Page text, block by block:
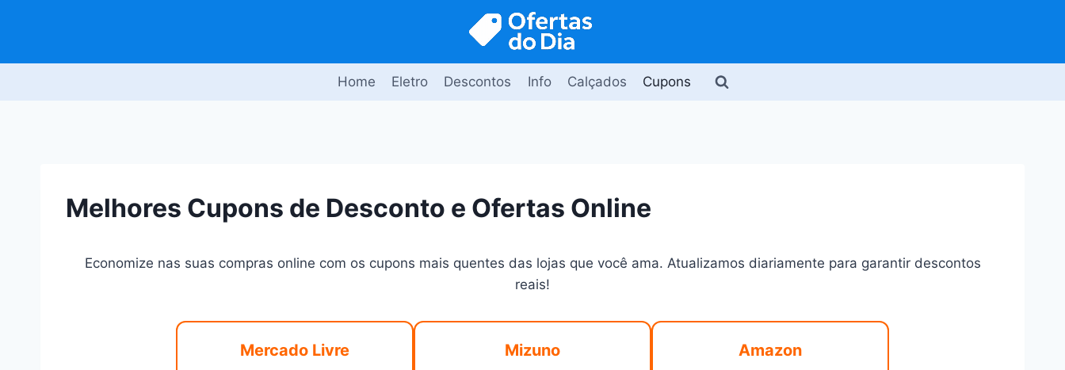
Home Eletro Descontos Info Calçados Cupons
Melhores Cupons de Desconto e Ofertas Online
Economize nas suas compras online com os cupons mais quentes das lojas que você ama. Atualizamos diariamente para garantir descontos
reais!
Mercado Livre Mizuno Amazon